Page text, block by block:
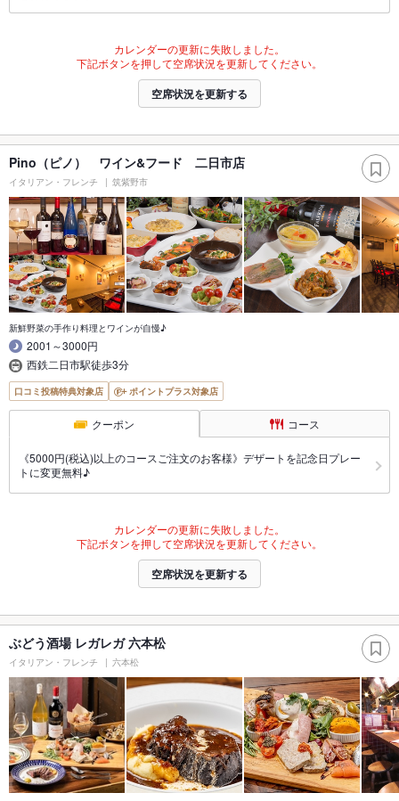
カレンダーの更新に失敗しました。
下記ボタンを押して空席状況を更新してください。
空席状況を更新する
Pino（ピノ） ワイン&フード 二日市店
イタリアン・フレンチ 筑紫野市
新鮮野菜の手作り料理とワインが自慢♪
2001～3000円
西鉄二日市駅徒歩3分
口コミ投稿特典対象店 ポイントプラス対象店
クーポン コース
《5000円(税込)以上のコースご注文のお客様》デザートを記念日プレー
トに変更無料♪
カレンダーの更新に失敗しました。
下記ボタンを押して空席状況を更新してください。
空席状況を更新する
ぶどう酒場 レガレガ 六本松
イタリアン・フレンチ 六本松